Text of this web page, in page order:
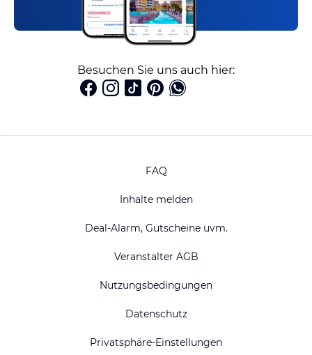
Besuchen Sie uns auch hier:
FAQ
Inhalte melden
Deal-Alarm, Gutscheine uvm.
Veranstalter AGB
Nutzungsbedingungen
Datenschutz
Privatsphäre-Einstellungen